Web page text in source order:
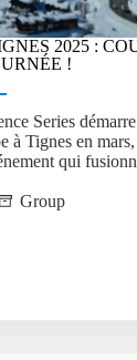
2025 :
!
Series
à Tignes en
qui
Group